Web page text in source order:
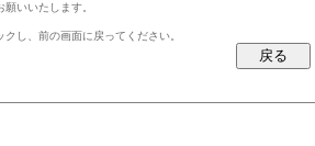
いいたします。
クし、前の画面に戻ってください。